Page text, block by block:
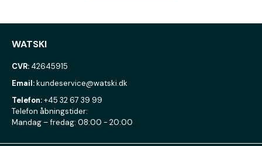
WATSKI
CVR: 42645915
Email:kundeservice@watski.dk
Telefon:+45 32 67 39 99
Telefon åbningstider:
Mandag – fredag: 08:00 - 20:00